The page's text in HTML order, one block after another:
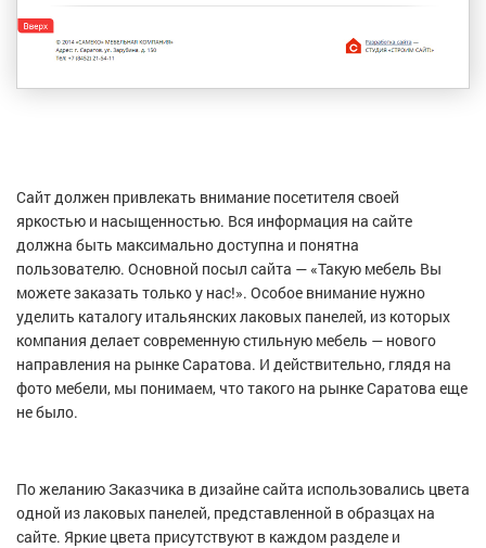
Сайт должен привлекать внимание посетителя своей
яркостью и насыщенностью. Вся информация на сайте
должна быть максимально доступна и понятна
пользователю. Основной посыл сайта — «Такую мебель Вы
можете заказать только у нас!». Особое внимание нужно
уделить каталогу итальянских лаковых панелей, из которых
компания делает современную стильную мебель — нового
направления на рынке Саратова. И действительно, глядя на
фото мебели, мы понимаем, что такого на рынке Саратова еще
не было.
По желанию Заказчика в дизайне сайта использовались цвета
одной из лаковых панелей, представленной в образцах на
сайте. Яркие цвета присутствуют в каждом разделе и